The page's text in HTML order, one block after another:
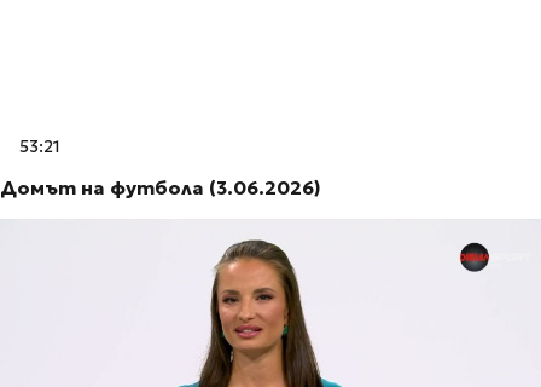
53:21
Домът на футбола (3.06.2026)